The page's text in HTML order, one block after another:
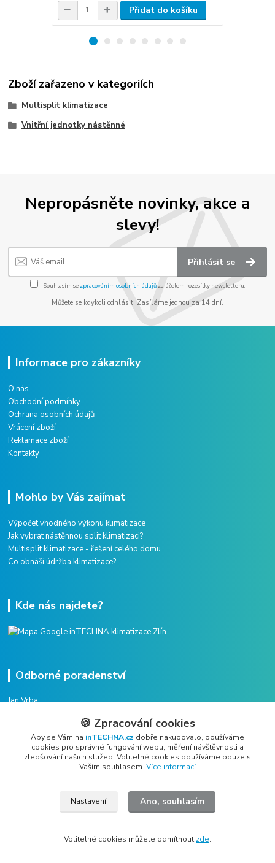
Přidat do košíku
Zboží zařazeno v kategoriích
Multisplit klimatizace
Vnitřní jednotky nástěnné
Nepropásněte novinky, akce a
slevy!
Přihlásit se
Souhlasím se zpracováním osobních údajůza účelem rozesílky newsletteru.
Můžete se kdykoli odhlásit. Zasíláme jednou za 14 dní.
Informace pro zákazníky
O nás
Obchodní podmínky
Ochrana osobních údajů
Vrácení zboží
Reklamace zboží
Kontakty
Mohlo by Vás zajímat
Výpočet vhodného výkonu klimatizace
Jak vybrat nástěnnou split klimatizaci?
Multisplit klimatizace - řešení celého domu
Co obnáší údržba klimatizace?
Kde nás najdete?
Odborné poradenství
Jan Vrba
vrba@intechna.cz
All rights reserved Copyright © 2019 - 2026 inTECHNA s.r.o.
🍪 Zpracování cookies
Aby se Vám na inTECHNA.cz dobře nakupovalo, používáme
cookies pro správné fungování webu, měření návštěvnosti a
zlepšování našich služeb. Volitelné cookies používáme pouze s
Vaším souhlasem. Více informací
Nastavení Ano, souhlasím
Volitelné cookies můžete odmítnout zde.